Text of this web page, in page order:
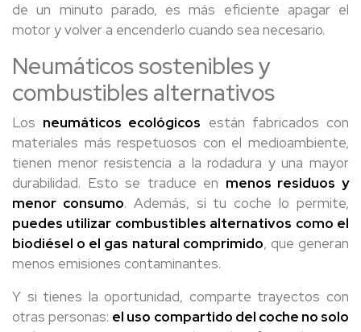
de un minuto parado, es más eficiente apagar el
motor y volver a encenderlo cuando sea necesario.
Neumáticos sostenibles y
combustibles alternativos
Los neumáticos ecológicos están fabricados con
materiales más respetuosos con el medioambiente,
tienen menor resistencia a la rodadura y una mayor
durabilidad. Esto se traduce en menos residuos y
menor consumo. Además, si tu coche lo permite,
puedes utilizar combustibles alternativos como el
biodiésel o el gas natural comprimido, que generan
menos emisiones contaminantes.
Y si tienes la oportunidad, comparte trayectos con
otras personas: el uso compartido del coche no solo